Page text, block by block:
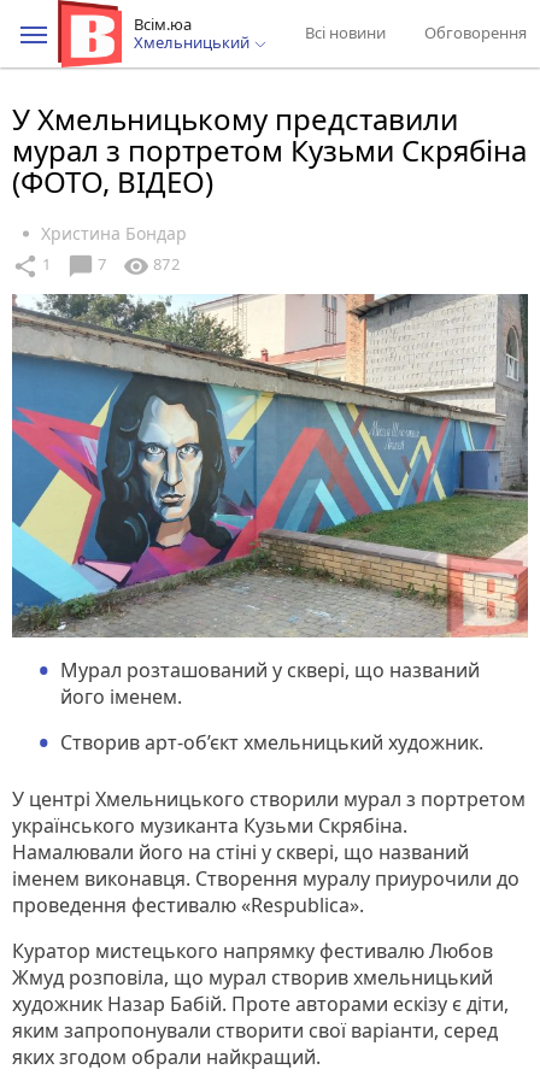
Всім.юа
Хмельницький
Всі новини Обговорення
У Хмельницькому представили
мурал з портретом Кузьми Скрябіна
(ФОТО, ВІДЕО)
Христина Бондар
share 1 chat_bubble 7 visibility 872
Мурал розташований у сквері, що названий
його іменем.
Створив арт-об’єкт хмельницький художник.
У центрі Хмельницького створили мурал з портретом
українського музиканта Кузьми Скрябіна.
Намалювали його на стіні у сквері, що названий
іменем виконавця. Створення муралу приурочили до
проведення фестивалю «Respublica».
Куратор мистецького напрямку фестивалю Любов
Жмуд розповіла, що мурал створив хмельницький
художник Назар Бабій. Проте авторами ескізу є діти,
яким запропонували створити свої варіанти, серед
яких згодом обрали найкращий.